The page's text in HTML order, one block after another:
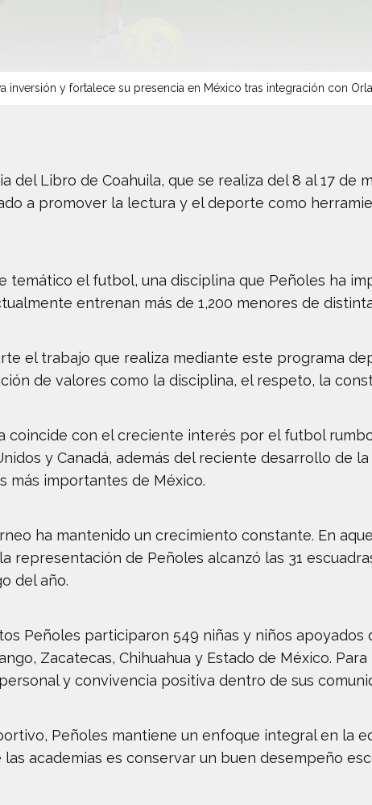
inversión y fortalece su presencia en México tras integración con
del Libro de Coahuila, que se realiza del 8 al 17 de
a promover la lectura y el deporte como
temático el futbol, una disciplina que Peñoles ha
entrenan más de 1,200 menores de
el trabajo que realiza mediante este programa
de valores como la disciplina, el respeto, la
coincide con el creciente interés por el futbol
y Canadá, además del reciente desarrollo de
más importantes de México.
ha mantenido un crecimiento constante. En
representación de Peñoles alcanzó las 31
del año.
Peñoles participaron 549 niñas y niños
Zacatecas, Chihuahua y Estado de México.
y convivencia positiva dentro de sus
Peñoles mantiene un enfoque integral en la
academias es conservar un buen desempeño